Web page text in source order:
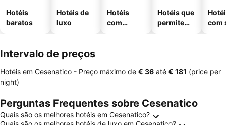
Hotéis
baratos
Hotéis de
luxo
Hotéis
com
Hotéis que
permitem
com
Intervalo de preços
Hotéis em Cesenatico - Preço máximo de ‎€ 36 até ‎€ 181 (price per
night)
Perguntas Frequentes sobre Cesenatico
Quais são os melhores hotéis em Cesenatico?